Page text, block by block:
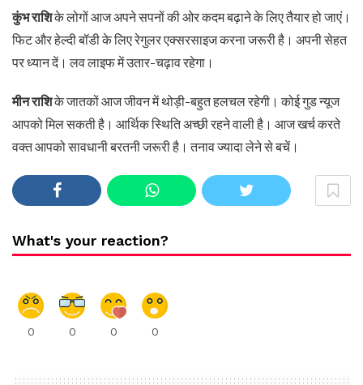
कुंभ राशिके लोगों आज अपने सपनों की ओर कदम बढ़ाने के लिए तैयार हो जाएं।
फिट और हेल्दी बॉडी के लिए रेगुलर एक्सरसाइज करना जरूरी है। अपनी सेहत
पर ध्यान दें। लव लाइफ में उतार-चढ़ाव रहेगा।
मीन राशिके जातकों आज जीवन में थोड़ी-बहुत हलचल रहेगी। कोई गुड न्यूज
आपको मिल सकती है। आर्थिक स्थिति अच्छी रहने वाली है। आज खर्च करते
वक्त आपको सावधानी बरतनी जरूरी है। तनाव ज्यादा लेने से बचें।
What's your reaction?
0 0 0 0